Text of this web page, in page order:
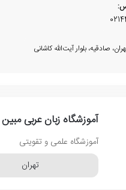
صادقیه، بلوار آیت‌الله کاشانی
آموزشگاه زبان عربی مبین
آموزشگاه علمی و تقویتی
تهران